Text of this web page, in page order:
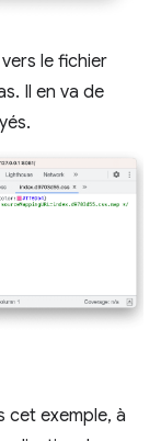
le fichier
Il en va de
cet exemple, à